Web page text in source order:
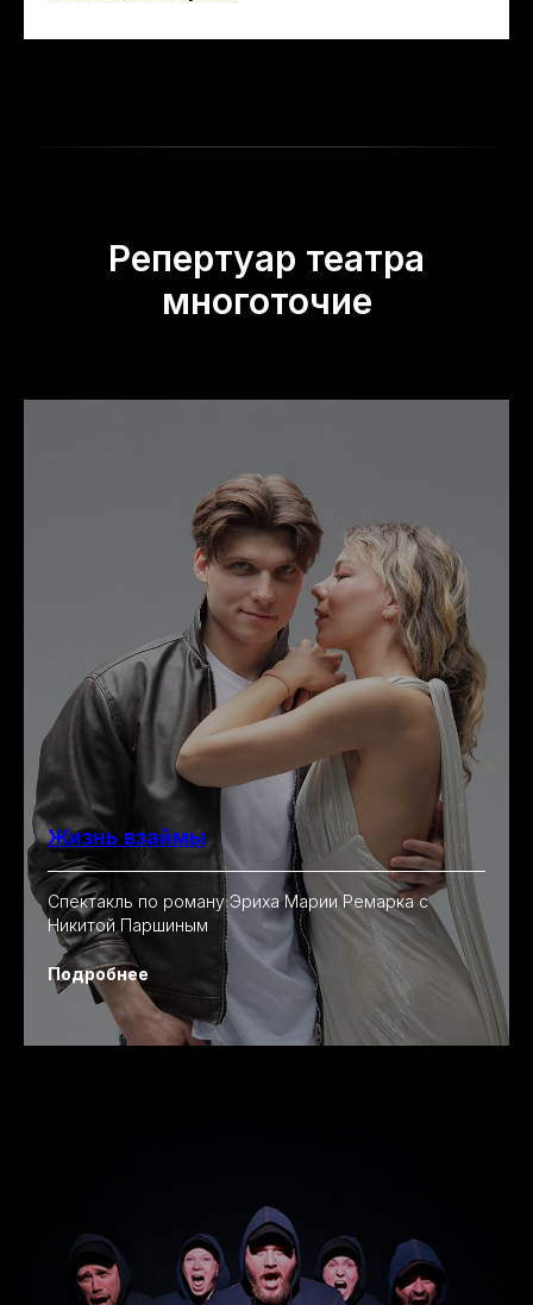
Репертуар театра
многоточие
Жизнь взаймы
Cпектакль по роману Эриха Марии Ремарка с
Никитой Паршиным
Подробнее